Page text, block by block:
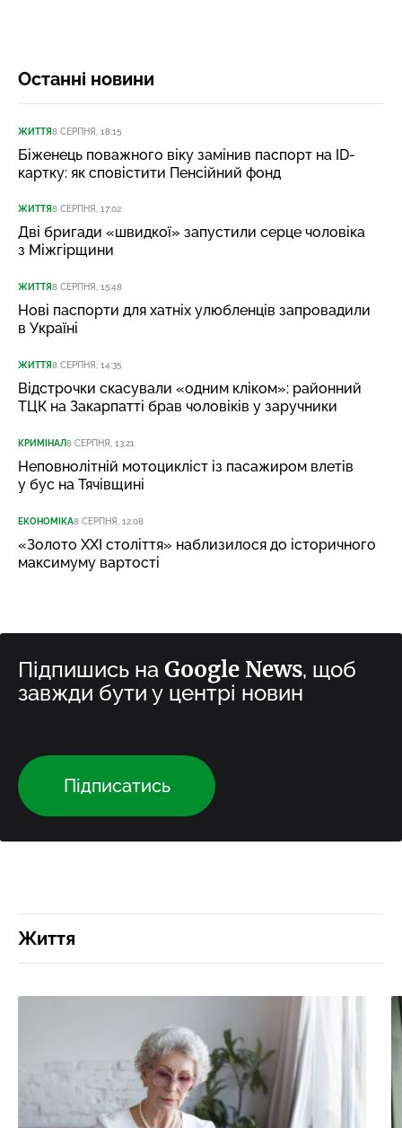
Останні новини
ЖИТТЯ8 СЕРПНЯ, 18:15
Біженець поважного віку замінив паспорт на ID-
картку: як сповістити Пенсійний фонд
ЖИТТЯ8 СЕРПНЯ, 17:02
Дві бригади «швидкої» запустили серце чоловіка
з Міжгірщини
ЖИТТЯ8 СЕРПНЯ, 15:48
Нові паспорти для хатніх улюбленців запровадили
в Україні
ЖИТТЯ8 СЕРПНЯ, 14:35
Відстрочки скасували «одним кліком»: районний
ТЦК на Закарпатті брав чоловіків у заручники
КРИМІНАЛ8 СЕРПНЯ, 13:21
Неповнолітній мотоцикліст із пасажиром влетів
у бус на Тячівщині
ЕКОНОМІКА8 СЕРПНЯ, 12:08
«Золото XXI століття» наблизилося до історичного
максимуму вартості
Підпишись на Google News, щоб
завжди бути у центрі новин
Підписатись
Життя